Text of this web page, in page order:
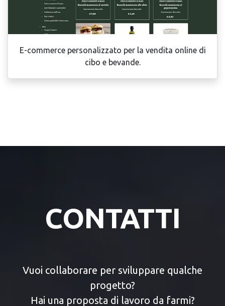
E-commerce personalizzato per la vendita online di
cibo e bevande.
CONTATTI
Vuoi collaborare per sviluppare qualche
progetto?
Hai una proposta di lavoro da farmi?